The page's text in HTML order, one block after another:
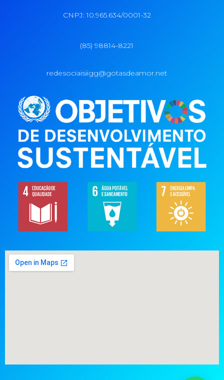
CNPJ: 10.965.634/0001-32
(85) 98814-8221
redesociaisiigg@gotasdeamor.net